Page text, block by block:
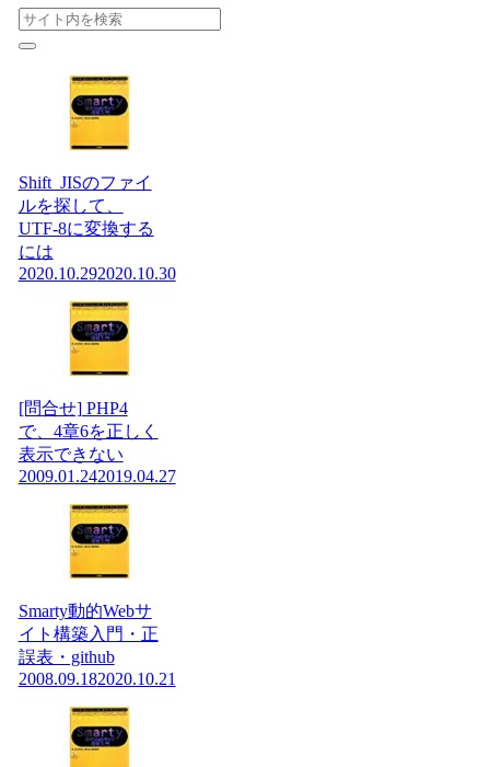
Shift_JISのファイ
ルを探して、
UTF-8に変換する
には
2020.10.292020.10.30
[問合せ] PHP4
で、4章6を正しく
表示できない
2009.01.242019.04.27
Smarty動的Webサ
イト構築入門・正
誤表・github
2008.09.182020.10.21